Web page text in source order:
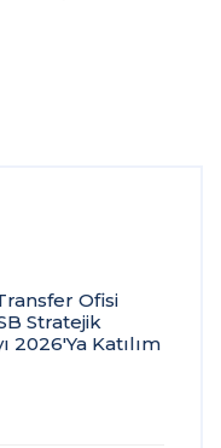
Ofisi
Stratejik
2026'ya Katılım